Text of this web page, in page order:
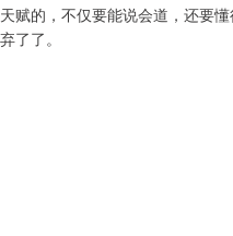
赋的，不仅要能说会道，还要
了了。